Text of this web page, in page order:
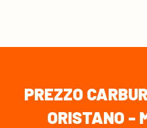
PREZZO
ORISTANO -